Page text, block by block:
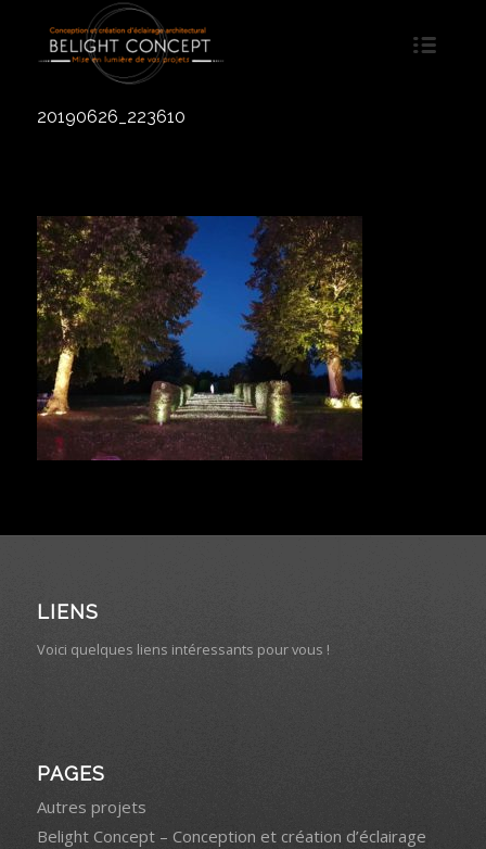
20190626_223610
LIENS
Voici quelques liens intéressants pour vous !
PAGES
Autres projets
Belight Concept – Conception et création d’éclairage